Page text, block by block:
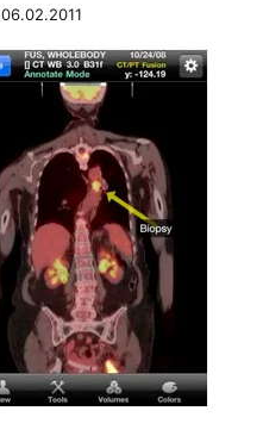
06.02.2011